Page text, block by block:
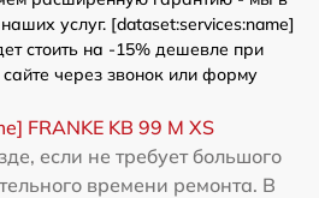
услуг. [dataset:services:name]
стоить на -15% дешевле при
через звонок или форму
FRANKE KB 99 M XS
если не требует большого
времени ремонта. В